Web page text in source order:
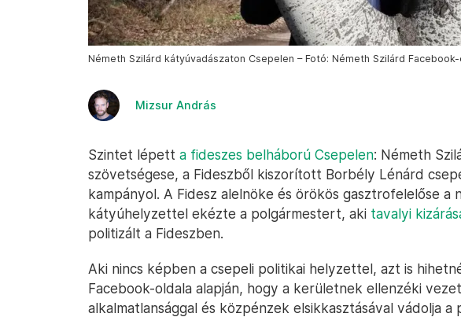
Németh Szilárd kátyúvadászaton Csepelen – Fotó: Németh Szilárd Facebook-
Mizsur András
Szintet lépett a fideszes belháború Csepelen: Németh
szövetségese, a Fideszből kiszorított Borbély Lénárd
kampányol. A Fidesz alelnöke és örökös gasztrofelelőse a
kátyúhelyzettel ekézte a polgármestert, aki tavalyi
politizált a Fideszben.
Aki nincs képben a csepeli politikai helyzettel, azt is
Facebook-oldala alapján, hogy a kerületnek ellenzéki
alkalmatlansággal és közpénzek elsikkasztásával vádolja a